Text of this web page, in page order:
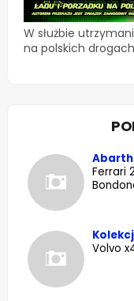
W służbie
na polskich
Ferrari
Volvo